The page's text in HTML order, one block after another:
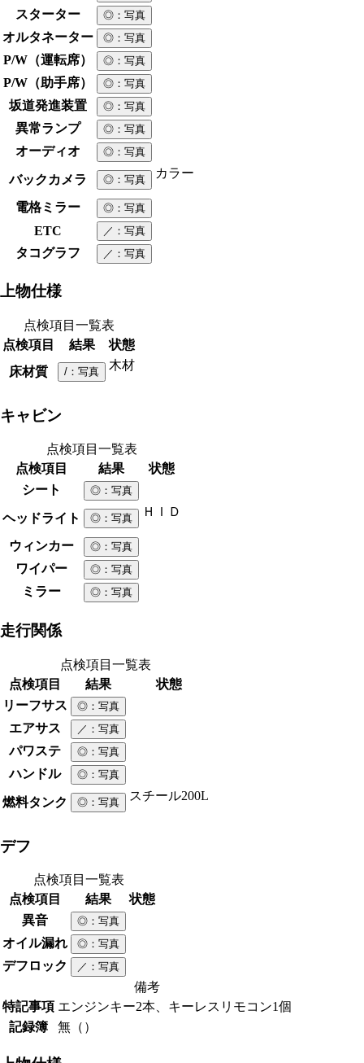
スターター ◎ ：写真
オルタネーター ◎ ：写真
P/W（運転席） ◎ ：写真
P/W（助手席） ◎ ：写真
坂道発進装置 ◎ ：写真
異常ランプ ◎ ：写真
オーディオ ◎ ：写真
バックカメラ ◎ ：写真 カラー
電格ミラー ◎ ：写真
ETC ／ ：写真
タコグラフ ／ ：写真
上物仕様
点検項目一覧表
点検項目
結果
状態
床材質
/ ：写真 木材
キャビン
点検項目一覧表
点検項目
結果
状態
シート
◎ ：写真
ヘッドライト ◎ ：写真 ＨＩＤ
ウィンカー ◎ ：写真
ワイパー ◎ ：写真
ミラー ◎ ：写真
走行関係
点検項目一覧表
点検項目
結果
状態
リーフサス
◎ ：写真
エアサス ／ ：写真
パワステ ◎ ：写真
ハンドル ◎ ：写真
燃料タンク ◎ ：写真 スチール200L
デフ
点検項目一覧表
点検項目
結果
状態
異音
◎ ：写真
オイル漏れ ◎ ：写真
デフロック ／ ：写真
備考
特記事項 エンジンキー2本、キーレスリモコン1個
記録簿
無（）